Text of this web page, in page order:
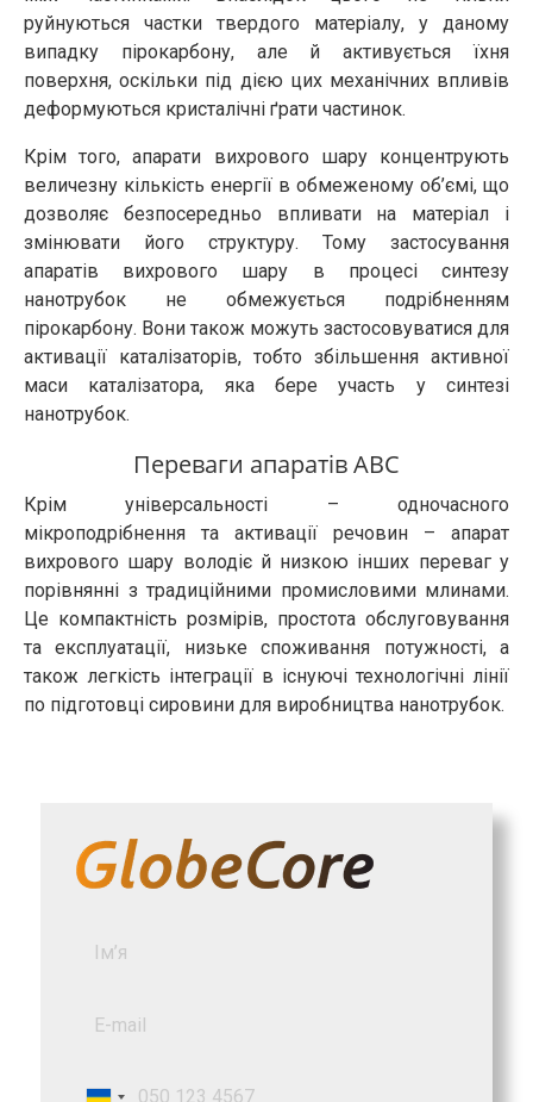
руйнуються частки твердого матеріалу, у даному
випадку пірокарбону, але й активується їхня
поверхня, оскільки під дією цих механічних впливів
деформуються кристалічні ґрати частинок.
Крім того, апарати вихрового шару концентрують
величезну кількість енергії в обмеженому об’ємі, що
дозволяє безпосередньо впливати на матеріал і
змінювати його структуру. Тому застосування
апаратів вихрового шару в процесі синтезу
нанотрубок не обмежується подрібненням
пірокарбону. Вони також можуть застосовуватися для
активації каталізаторів, тобто збільшення активної
маси каталізатора, яка бере участь у синтезі
нанотрубок.
Переваги апаратів АВС
Крім універсальності – одночасного
мікроподрібнення та активації речовин – апарат
вихрового шару володіє й низкою інших переваг у
порівнянні з традиційними промисловими млинами.
Це компактність розмірів, простота обслуговування
та експлуатації, низьке споживання потужності, а
також легкість інтеграції в існуючі технологічні лінії
по підготовці сировини для виробництва нанотрубок.